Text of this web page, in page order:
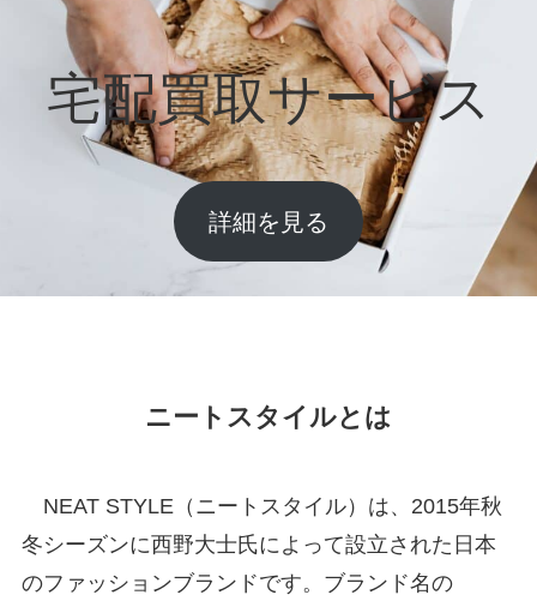
宅配買取サービス
詳細を見る
ニートスタイルとは
NEAT STYLE（ニートスタイル）は、2015年秋
冬シーズンに西野大士氏によって設立された日本
のファッションブランドです。ブランド名の